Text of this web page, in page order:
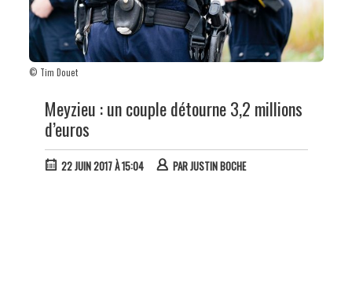
© Tim Douet
Meyzieu : un couple détourne 3,2 millions
d’euros
22 JUIN 2017 À 15:04 PARJUSTIN BOCHE